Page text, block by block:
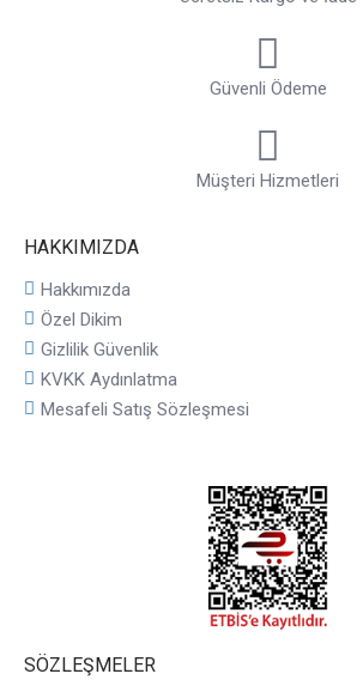
Güvenli Ödeme
Müşteri Hizmetleri
HAKKIMIZDA
Hakkımızda
Özel Dikim
Gizlilik Güvenlik
KVKK Aydınlatma
Mesafeli Satış Sözleşmesi
SÖZLEŞMELER